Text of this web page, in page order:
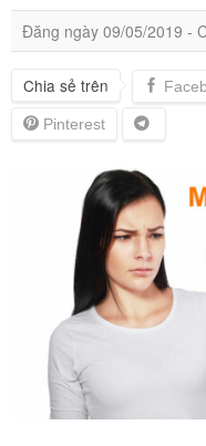
Đăng ngày 09/05/2019 -
Chia sẻ trên